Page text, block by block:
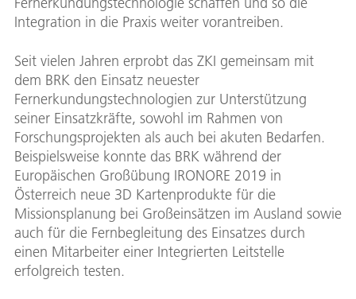
Integration in die Praxis weiter vorantreiben.
Seit vielen Jahren erprobt das ZKI gemeinsam mit
dem BRK den Einsatz neuester
Fernerkundungstechnologien zur Unterstützung
seiner Einsatzkräfte, sowohl im Rahmen von
Forschungsprojekten als auch bei akuten Bedarfen.
Beispielsweise konnte das BRK während der
Europäischen Großübung IRONORE 2019 in
Österreich neue 3D Kartenprodukte für die
Missionsplanung bei Großeinsätzen im Ausland sowie
auch für die Fernbegleitung des Einsatzes durch
einen Mitarbeiter einer Integrierten Leitstelle
erfolgreich testen.